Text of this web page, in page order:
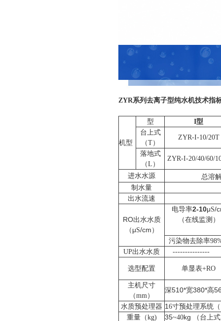
ZYR系列去离子型纯水机技术指
机型
型 I型
台上式
（T）
ZYR-I-10/20T
落地式
（L ）
ZYR-I-20/40/60/
进水水源
总溶
制水量
出水流速
RO出水水质
（μS/cm）
电导率2-10μS/
（在线监测）
污染物去除率98
UP出水水质 ---------------
选型配置 单显表+RO
主机尺寸
（mm）
深510*宽380*高
水质预处理器 1 6寸预处理系统
重量（kg) 35~40kg
（台上